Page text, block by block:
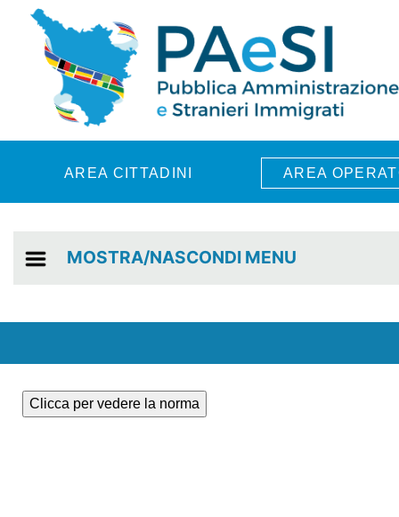
Skip to main content
AREA CITTADINI AREA
MOSTRA/NASCONDI MENU
Clicca per vedere la norma